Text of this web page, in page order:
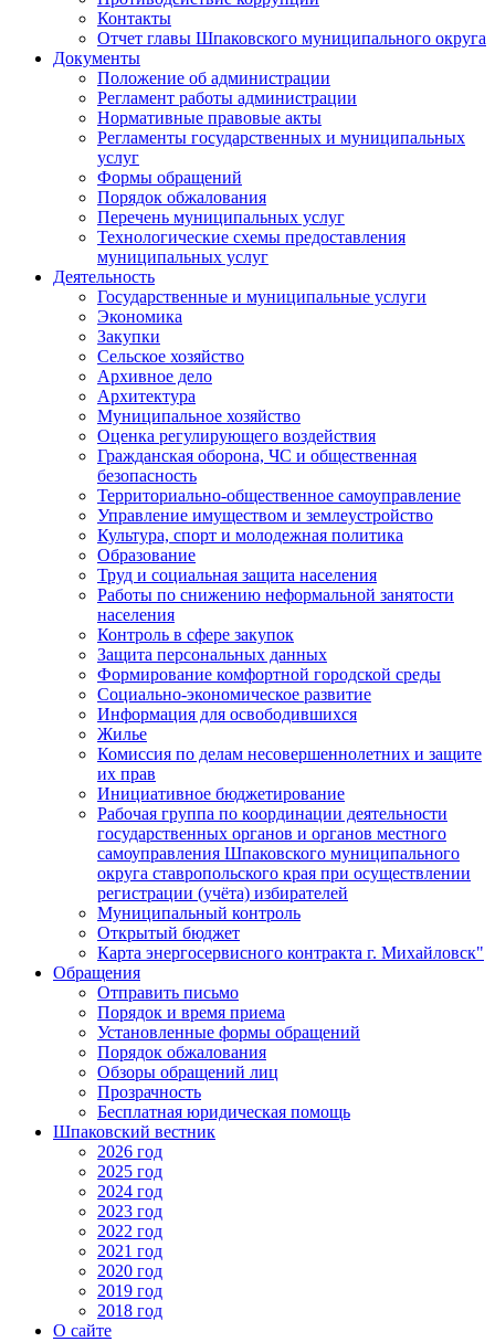
Контакты
Отчет главы Шпаковского муниципального округа
Документы
Положение об администрации
Регламент работы администрации
Нормативные правовые акты
Регламенты государственных и муниципальных
услуг
Формы обращений
Порядок обжалования
Перечень муниципальных услуг
Технологические схемы предоставления
муниципальных услуг
Деятельность
Государственные и муниципальные услуги
Экономика
Закупки
Сельское хозяйство
Архивное дело
Архитектура
Муниципальное хозяйство
Оценка регулирующего воздействия
Гражданская оборона, ЧС и общественная
безопасность
Территориально-общественное самоуправление
Управление имуществом и землеустройство
Культура, спорт и молодежная политика
Образование
Труд и социальная защита населения
Работы по снижению неформальной занятости
населения
Контроль в сфере закупок
Защита персональных данных
Формирование комфортной городской среды
Социально-экономическое развитие
Информация для освободившихся
Жилье
Комиссия по делам несовершеннолетних и защите
их прав
Инициативное бюджетирование
Рабочая группа по координации деятельности
государственных органов и органов местного
самоуправления Шпаковского муниципального
округа ставропольского края при осуществлении
регистрации (учёта) избирателей
Муниципальный контроль
Открытый бюджет
Карта энергосервисного контракта г. Михайловск"
Обращения
Отправить письмо
Порядок и время приема
Установленные формы обращений
Порядок обжалования
Обзоры обращений лиц
Прозрачность
Бесплатная юридическая помощь
Шпаковский вестник
2026 год
2025 год
2024 год
2023 год
2022 год
2021 год
2020 год
2019 год
2018 год
О сайте